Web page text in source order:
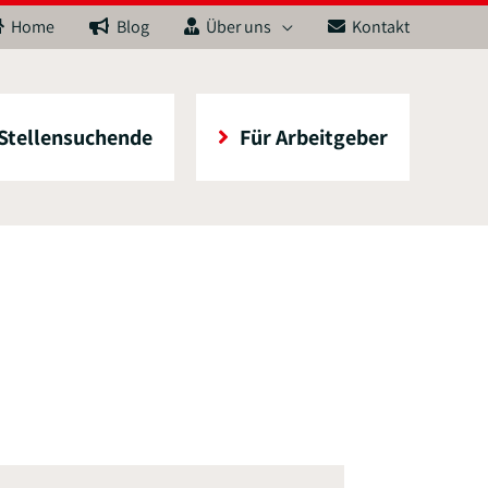
Home Blog Über uns Kontakt
Für Arbeitgeber